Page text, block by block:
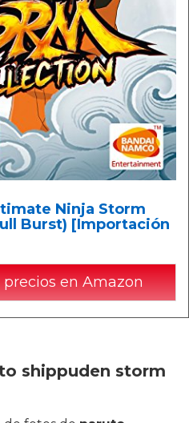
Ninja Storm
Burst) [Importación
en Amazon
shippuden storm